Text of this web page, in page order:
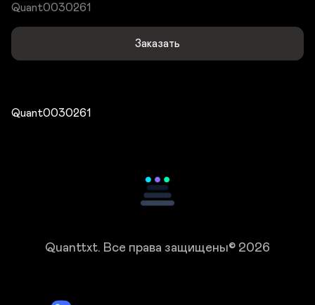
Quant0030261
Заказать
Quant0030261
Quanttxt. Все права защищены© 2026